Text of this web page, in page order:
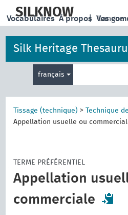
main
SILKNOW | Langue
Vocabulaires À propos Vos
Silk Heritage
français
de
recherche
Tissage (technique) > Technique
Appellation usuelle ou
TERME PRÉFÉRENTIEL
Appellation
commerciale